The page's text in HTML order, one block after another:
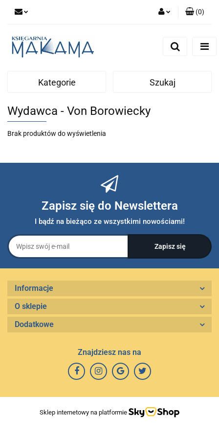
(0)
Kategorie Szukaj
Wydawca - Von Borowiecky
Brak produktów do wyświetlenia
Zapisz się do Newslettera
I bądź na bieżąco ze wszystkimi nowościami!
Informacje
O sklepie
Dodatkowe
Znajdziesz nas na
Sklep internetowy na platformie